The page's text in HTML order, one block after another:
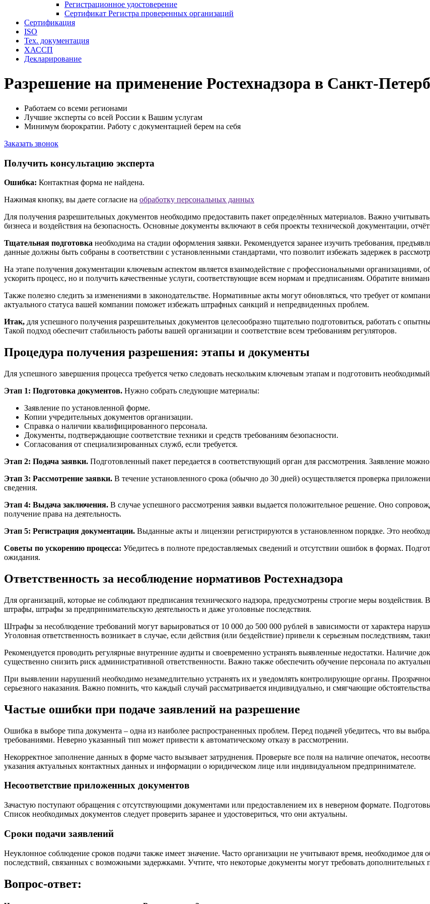
Регистрационное удостоверение
Сертификат Регистра проверенных организаций
Сертификация
ISO
Тех. документация
ХАССП
Декларирование
Разрешение на применение Ростехнадзора в Санкт-
Работаем со всеми регионами
Лучшие эксперты со всей России к Вашим услугам
Минимум бюрократии. Работу с документацией берем на себя
Заказать звонок
Получить консультацию эксперта
Ошибка: Контактная форма не найдена.
Нажимая кнопку, вы даете согласие на обработку персональных данных
Для получения разрешительных документов необходимо предоставить пакет определённых материалов. Важно
бизнеса и воздействия на безопасность. Основные документы включают в себя проекты технической документации,
Тщательная подготовка необходима на стадии оформления заявки. Рекомендуется заранее изучить требования,
данные должны быть собраны в соответствии с установленными стандартами, что позволит избежать задержек в
На этапе получения документации ключевым аспектом является взаимодействие с профессиональными
ускорить процесс, но и получить качественные услуги, соответствующие всем нормам и предписаниям. Обратите
Также полезно следить за изменениями в законодательстве. Нормативные акты могут обновляться, что требует от
актуального статуса вашей компании поможет избежать штрафных санкций и непредвиденных проблем.
Итак, для успешного получения разрешительных документов целесообразно тщательно подготовиться, работать с
Такой подход обеспечит стабильность работы вашей организации и соответствие всем требованиям регуляторов.
Процедура получения разрешения: этапы и документы
Для успешного завершения процесса требуется четко следовать нескольким ключевым этапам и подготовить
Этап 1: Подготовка документов. Нужно собрать следующие материалы:
Заявление по установленной форме.
Копии учредительных документов организации.
Справка о наличии квалифицированного персонала.
Документы, подтверждающие соответствие техники и средств требованиям безопасности.
Согласования от специализированных служб, если требуется.
Этап 2: Подача заявки. Подготовленный пакет передается в соответствующий орган для рассмотрения. Заявление
Этап 3: Рассмотрение заявки. В течение установленного срока (обычно до 30 дней) осуществляется проверка
сведения.
Этап 4: Выдача заключения. В случае успешного рассмотрения заявки выдается положительное решение. Оно
получение права на деятельность.
Этап 5: Регистрация документации. Выданные акты и лицензии регистрируются в установленном порядке. Это
Советы по ускорению процесса: Убедитесь в полноте предоставляемых сведений и отсутствии ошибок в формах.
ожидания.
Ответственность за несоблюдение нормативов Ростехнадзора
Для организаций, которые не соблюдают предписания технического надзора, предусмотрены строгие меры
штрафы, штрафы за предпринимательскую деятельность и даже уголовные последствия.
Штрафы за несоблюдение требований могут варьироваться от 10 000 до 500 000 рублей в зависимости от характера
Уголовная ответственность возникает в случае, если действия (или бездействие) привели к серьезным последствиям,
Рекомендуется проводить регулярные внутренние аудиты и своевременно устранять выявленные недостатки. Наличие
существенно снизить риск административной ответственности. Важно также обеспечить обучение персонала по
При выявлении нарушений необходимо незамедлительно устранять их и уведомлять контролирующие органы.
серьезного наказания. Важно помнить, что каждый случай рассматривается индивидуально, и смягчающие
Частые ошибки при подаче заявлений на разрешение
Ошибка в выборе типа документа – одна из наиболее распространенных проблем. Перед подачей убедитесь, что вы
требованиями. Неверно указанный тип может привести к автоматическому отказу в рассмотрении.
Некорректное заполнение данных в форме часто вызывает затруднения. Проверьте все поля на наличие опечаток,
указания актуальных контактных данных и информации о юридическом лице или индивидуальном предпринимателе.
Несоответствие приложенных документов
Зачастую поступают обращения с отсутствующими документами или предоставлением их в неверном формате.
Список необходимых документов следует проверить заранее и удостовериться, что они актуальны.
Сроки подачи заявлений
Неуклонное соблюдение сроков подачи также имеет значение. Часто организации не учитывают время, необходимое для
последствий, связанных с возможными задержками. Учтите, что некоторые документы могут требовать дополнительных
Вопрос-ответ: